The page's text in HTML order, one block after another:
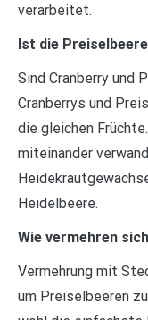
verarbeitet.
Ist die
Sind Cranberry und
Cranberrys und
die gleichen
miteinander
Heidelbeere.
Wie vermehren
Vermehrung mit
um Preiselbeeren